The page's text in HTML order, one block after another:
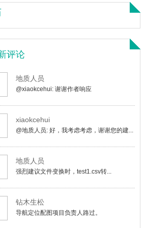
评论
地质人员
@xiaokcehui: 谢谢作者响应
xiaokcehui
@地质人员: 好，我考虑考虑，谢谢您的建...
地质人员
强烈建议文件变换时，test1.csv转...
钻木生松
导航定位配图项目负责人路过。